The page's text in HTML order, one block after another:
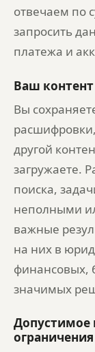
отвечаем по
запросить
платежа и
Ваш
Вы
другой
загружаете.
поиска,
неполными
важные
на них в
финансовых,
значимых
Допустимое
ограничения